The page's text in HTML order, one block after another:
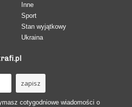
Inne
Sport
Stan wyjątkowy
Ukraina
cotygodniowe wiadomości o